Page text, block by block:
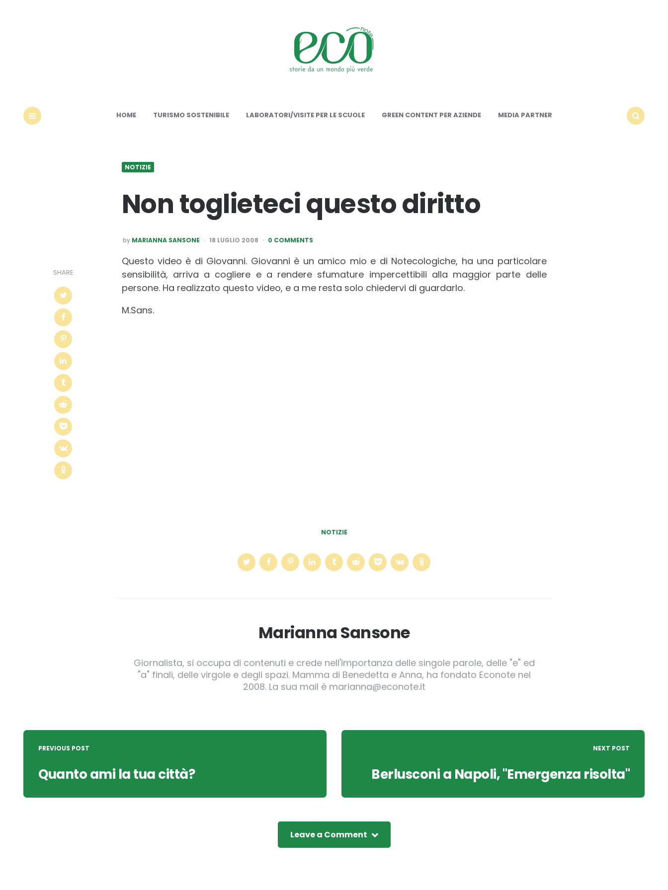
HOME TURISMO SOSTENIBILE LABORATORI/VISITE PER LE SCUOLE GREEN CONTENT PER AZIENDE
MEDIA PARTNER
NOTIZIE
Non toglieteci questo diritto
POSTED
BY
by MARIANNA SANSONE 18 LUGLIO 2008 0 COMMENTS
SHARE
Questo video è di Giovanni. Giovanni è un amico mio e di Notecologiche, ha una particolare
sensibilità, arriva a cogliere e a rendere sfumature impercettibili alla maggior parte delle
persone. Ha realizzato questo video, e a me resta solo chiedervi di guardarlo.
M.Sans.
NOTIZIE
Marianna Sansone
Giornalista, si occupa di contenuti e crede nell'importanza delle singole parole, delle "e" ed
"a" finali, delle virgole e degli spazi. Mamma di Benedetta e Anna, ha fondato Econote nel
2008. La sua mail è marianna@econote.it
Post
navigation
PREVIOUS POST
Quanto ami la tua città?
NEXT POST
Berlusconi a Napoli, "Emergenza risolta"
Leave a Comment